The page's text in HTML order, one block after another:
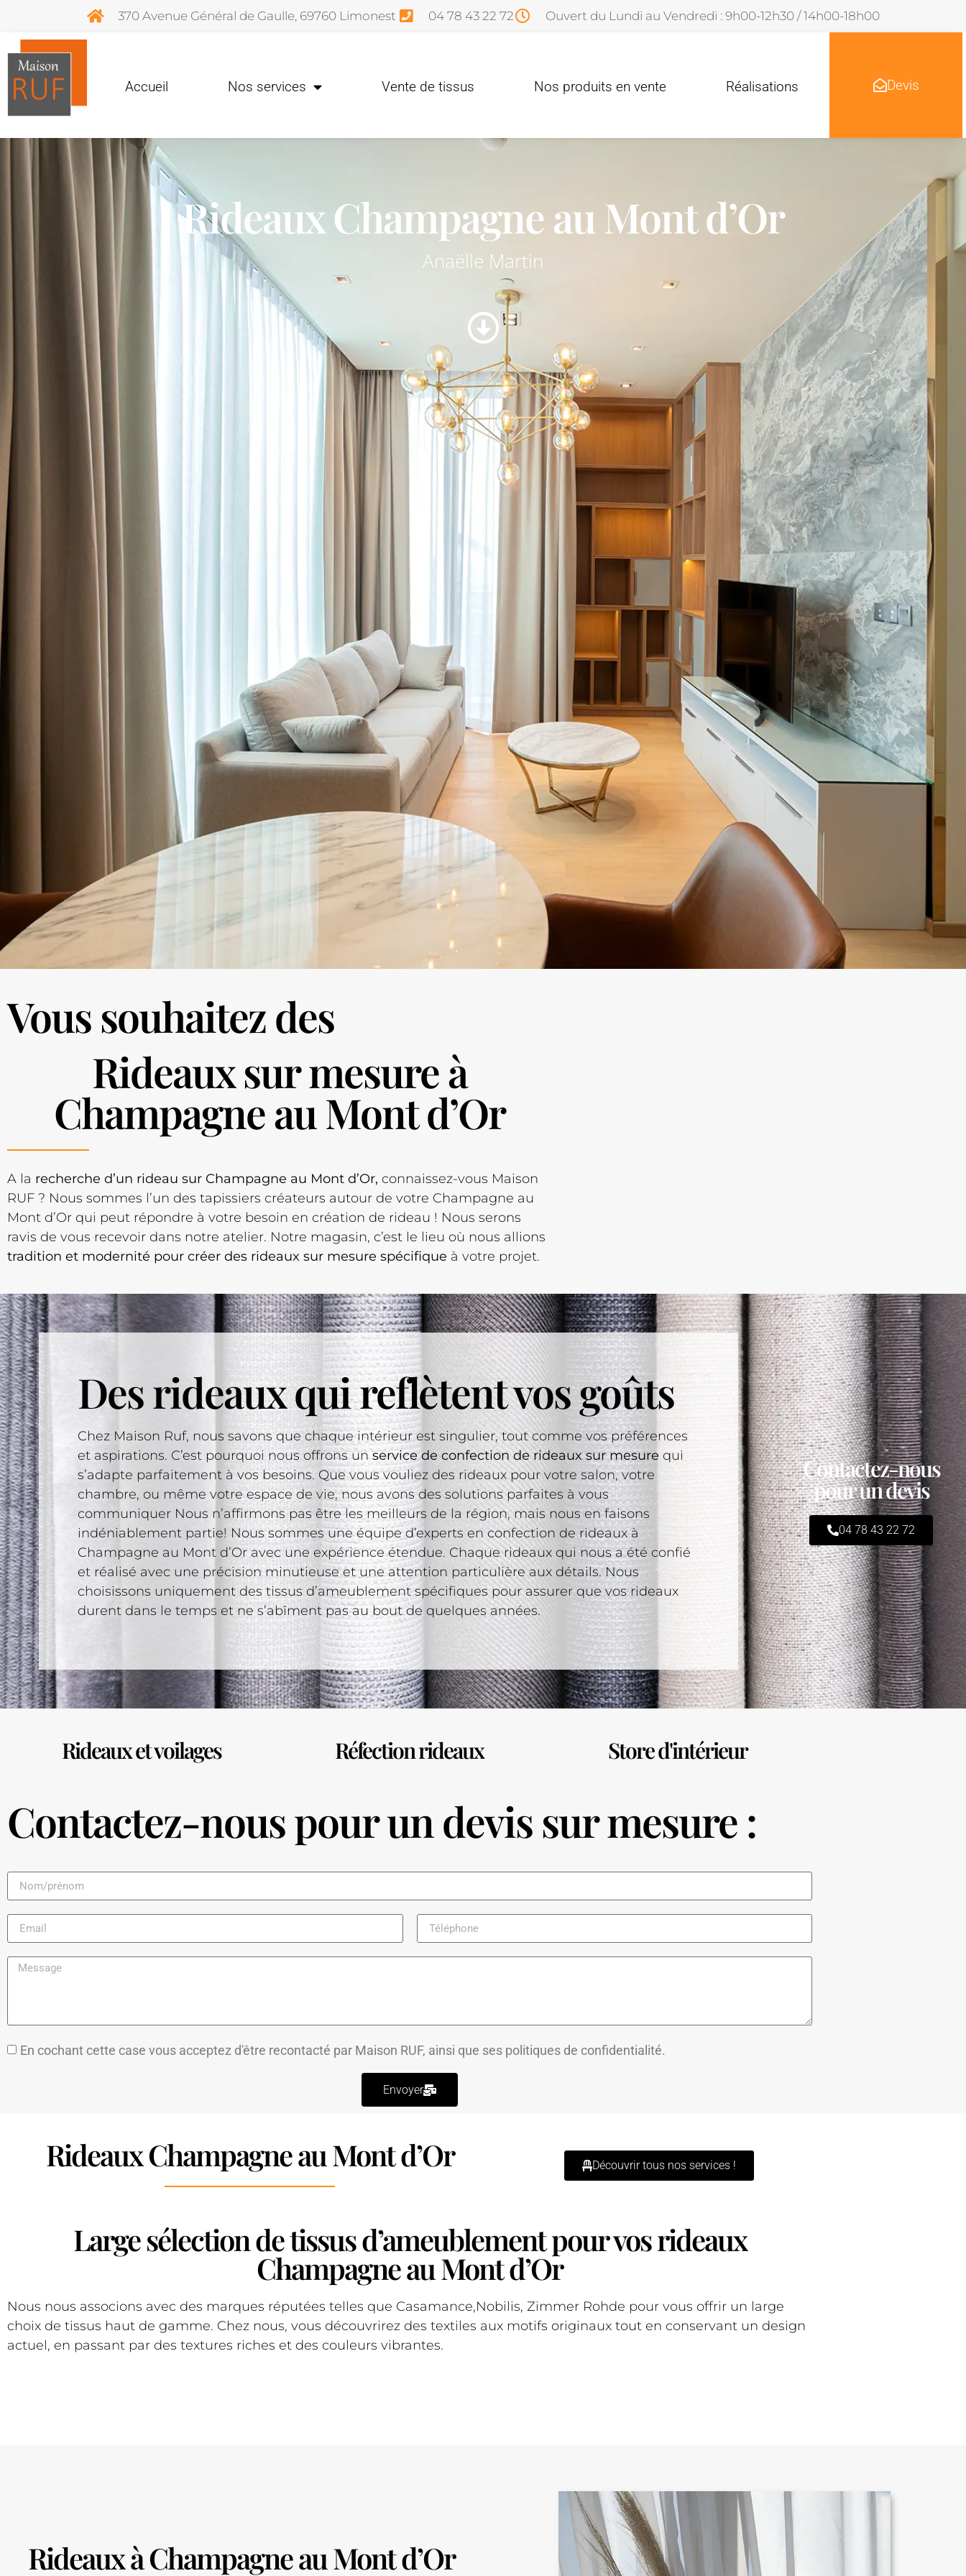
370 Avenue Général de Gaulle, 69760 Limonest 04 78 43 22 72 Ouvert du Lundi au Vendredi : 9h00-12h30 / 14h00-18h00
Accueil Nos services Vente de tissus Nos produits en vente Réalisations Devis
Rideaux Champagne au Mont d’Or
Anaëlle Martin
Vous souhaitez des
Rideaux sur mesure à
Champagne au Mont d’Or
A la recherche d’un rideau sur Champagne au Mont d’Or, connaissez-vous Maison
RUF ? Nous sommes l’un des tapissiers créateurs autour de votre Champagne au
Mont d’Or qui peut répondre à votre besoin en création de rideau ! Nous serons
ravis de vous recevoir dans notre atelier. Notre magasin, c’est le lieu où nous allions
tradition et modernité pour créer des rideaux sur mesure spécifique à votre projet.
Des rideaux qui reflètent vos goûts
Chez Maison Ruf, nous savons que chaque intérieur est singulier, tout comme vos préférences
et aspirations. C’est pourquoi nous offrons unservice de confection de rideaux sur mesure qui
s’adapte parfaitement à vos besoins. Que vous vouliez des rideaux pour votre salon, votre
chambre, ou même votre espace de vie, nous avons des solutions parfaites à vous
communiquer Nous n’affirmons pas être les meilleurs de la région, mais nous en faisons
indéniablement partie! Nous sommes une équipe d’experts en confection de rideaux à
Champagne au Mont d’Or avec une expérience étendue. Chaque rideaux qui nous a été confié
et réalisé avec une précision minutieuse et une attention particulière aux détails. Nous
choisissons uniquement des tissus d’ameublement spécifiques pour assurer que vos rideaux
durent dans le temps et ne s’abîment pas au bout de quelques années.
Contactez-nous
pour un devis
04 78 43 22 72
Rideaux et voilages Réfection rideaux Store d'intérieur
Contactez-nous pour un devis sur mesure :
En cochant cette case vous acceptez d'être recontacté par Maison RUF, ainsi que ses politiques de confidentialité.
Envoyer
Rideaux Champagne au Mont d’Or Découvrir tous nos services !
Large sélection de tissus d’ameublement pour vos rideaux
Champagne au Mont d’Or
Nous nous associons avec des marques réputées telles que Casamance,Nobilis, Zimmer Rohde pour vous offrir un large
choix de tissus haut de gamme. Chez nous, vous découvrirez des textiles aux motifs originaux tout en conservant un design
actuel, en passant par des textures riches et des couleurs vibrantes.
Rideaux à Champagne au Mont d’Or